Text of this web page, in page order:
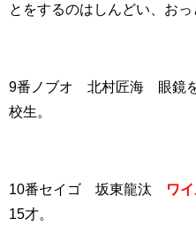
とをするのはしんどい、おっ
9番ノブオ 北村匠海 眼鏡を
校生。
10番セイゴ 坂東龍汰 ワ
15才。